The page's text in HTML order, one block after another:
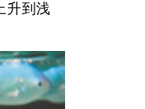
升到浅